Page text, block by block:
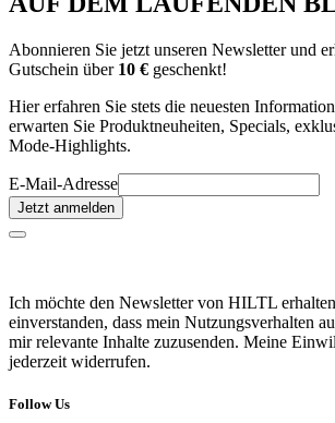
Abonnieren Sie jetzt unseren Newsletter und
Gutschein über 10 € geschenkt!
Hier erfahren Sie stets die neuesten
erwarten Sie Produktneuheiten, Specials,
Mode-Highlights.
E-Mail-Adresse
Jetzt anmelden
Ich möchte den Newsletter von HILTL
einverstanden, dass mein Nutzungsverhalten
mir relevante Inhalte zuzusenden. Meine
jederzeit widerrufen.
Follow Us